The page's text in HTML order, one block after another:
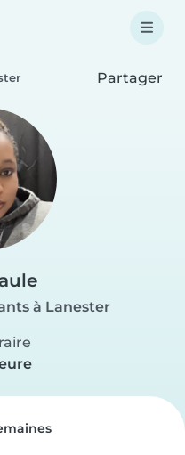
Partager
à Lanester